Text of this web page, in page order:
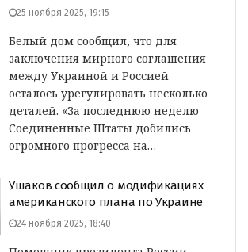
25 ноября 2025, 19:15
Белый дом сообщил, что для
заключения мирного соглашения
между Украиной и Россией
осталось урегулировать несколько
деталей. «За последнюю неделю
Соединенные Штаты добились
огромного прогресса на…
Ушаков сообщил о модификациях
американского плана по Украине
24 ноября 2025, 18:40